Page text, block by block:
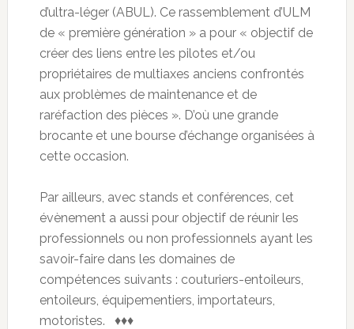
d’ultra-léger (ABUL). Ce rassemblement d’ULM
de « première génération » a pour « objectif de
créer des liens entre les pilotes et/ou
propriétaires de multiaxes anciens confrontés
aux problèmes de maintenance et de
raréfaction des pièces ». D’où une grande
brocante et une bourse d’échange organisées à
cette occasion.
Par ailleurs, avec stands et conférences, cet
évènement a aussi pour objectif de réunir les
professionnels ou non professionnels ayant les
savoir-faire dans les domaines de
compétences suivants : couturiers-entoileurs,
entoileurs, équipementiers, importateurs,
motoristes. ♦♦♦